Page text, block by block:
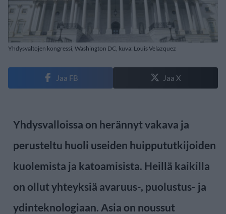
Yhdysvaltojen kongressi, Washington DC, kuva: Louis Velazquez
Jaa FB Jaa X
Yhdysvalloissa on herännyt vakava ja
perusteltu huoli useiden huippututkijoiden
kuolemista ja katoamisista. Heillä kaikilla
on ollut yhteyksiä avaruus-, puolustus- ja
ydinteknologiaan. Asia on noussut